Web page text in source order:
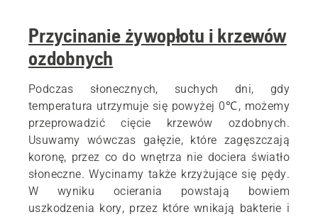
Przycinanie żywopłotu i krzewów
ozdobnych
Podczas słonecznych, suchych dni, gdy
temperatura utrzymuje się powyżej 0℃, możemy
przeprowadzić cięcie krzewów ozdobnych.
Usuwamy wówczas gałęzie, które zagęszczają
koronę, przez co do wnętrza nie dociera światło
słoneczne. Wycinamy także krzyżujące się pędy.
W wyniku ocierania powstają bowiem
uszkodzenia kory, przez które wnikają bakterie i